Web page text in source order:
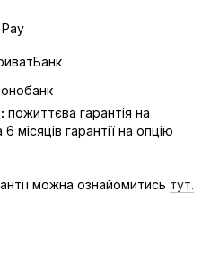
пожиттєва гарантія на
місяців гарантії на опцію
можна ознайомитись тут.